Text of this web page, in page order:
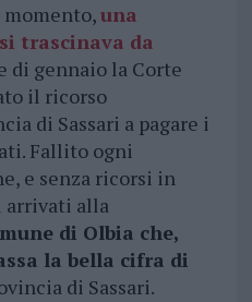
momento,una
trascinava da
di gennaio la Corte
il ricorso
di Sassari a pagare i
Fallito ogni
e senza ricorsi in
arrivati alla
di Olbia che,
la bella cifra di
di Sassari.